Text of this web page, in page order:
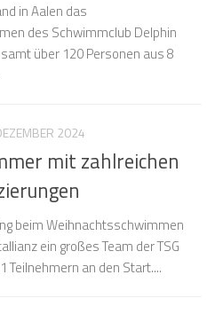
in Aalen das
des Schwimmclub Delphin
über 120 Personen aus 8
2024
mit zahlreichen
beim Weihnachtsschwimmen
ein großes Team der TSG
Teilnehmern an den Start....